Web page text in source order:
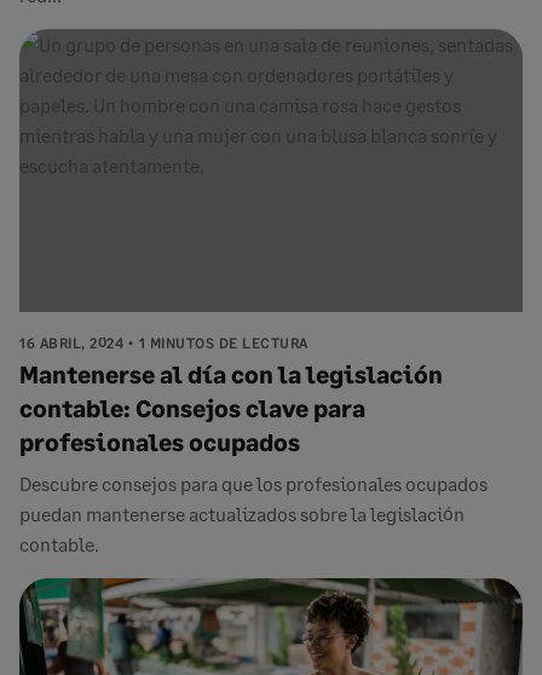
16 ABRIL, 2024 1 MINUTOS DE LECTURA
Mantenerse al día con la legislación
contable: Consejos clave para
profesionales ocupados
Descubre consejos para que los profesionales ocupados
puedan mantenerse actualizados sobre la legislación
contable.